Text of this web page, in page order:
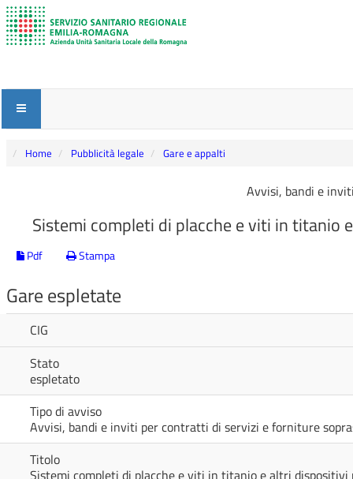
Home Pubblicità legale Gare e appalti
Avvisi, bandi e
Sistemi completi di placche e viti in titanio
Pdf Stampa
Gare espletate
CIG
Stato
espletato
Tipo di avviso
Avvisi, bandi e inviti per contratti di servizi e forniture
Titolo
Sistemi completi di placche e viti in titanio e altri dispositivi